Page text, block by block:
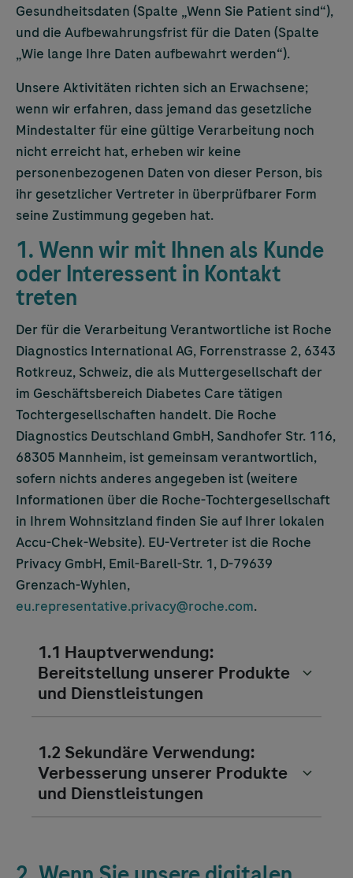
Gesundheitsdaten (Spalte „Wenn Sie Patient sind“),
und die Aufbewahrungsfrist für die Daten (Spalte
„Wie lange Ihre Daten aufbewahrt werden“).
Unsere Aktivitäten richten sich an Erwachsene;
wenn wir erfahren, dass jemand das gesetzliche
Mindestalter für eine gültige Verarbeitung noch
nicht erreicht hat, erheben wir keine
personenbezogenen Daten von dieser Person, bis
ihr gesetzlicher Vertreter in überprüfbarer Form
seine Zustimmung gegeben hat.
1. Wenn wir mit Ihnen als Kunde
oder Interessent in Kontakt
treten
Der für die Verarbeitung Verantwortliche ist Roche
Diagnostics International AG, Forrenstrasse 2, 6343
Rotkreuz, Schweiz, die als Muttergesellschaft der
im Geschäftsbereich Diabetes Care tätigen
Tochtergesellschaften handelt. Die Roche
Diagnostics Deutschland GmbH, Sandhofer Str. 116,
68305 Mannheim, ist gemeinsam verantwortlich,
sofern nichts anderes angegeben ist (weitere
Informationen über die Roche-Tochtergesellschaft
in Ihrem Wohnsitzland finden Sie auf Ihrer lokalen
Accu-Chek-Website). EU-Vertreter ist die Roche
Privacy GmbH, Emil-Barell-Str. 1, D-79639
Grenzach-Wyhlen,
eu.representative.privacy@roche.com.
1.1 Hauptverwendung:
Bereitstellung unserer Produkte
und Dienstleistungen
1.2 Sekundäre Verwendung:
Verbesserung unserer Produkte
und Dienstleistungen